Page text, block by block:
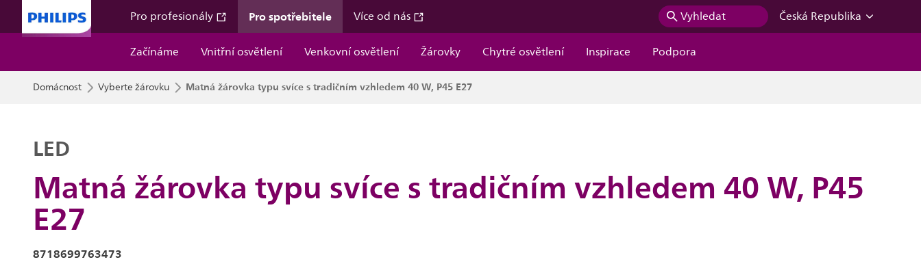
Pro profesionály Pro spotřebitele Více od nás Vyhledat
Česká Republika
Začínáme
Vnitřní osvětlení Venkovní osvětlení Žárovky Chytré osvětlení Inspirace Podpora
Domácnost Vyberte žárovku Matná žárovka typu svíce s tradičním vzhledem 40 W, P45 E27
Matná žárovka typu svíce s tradičním vzhledem 40 W, P45
E27
LED
8718699763473